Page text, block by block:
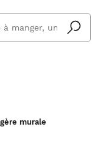
En savoir plus
murale